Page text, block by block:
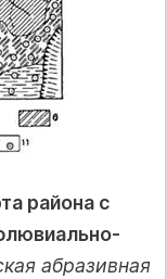
района с
абразивная